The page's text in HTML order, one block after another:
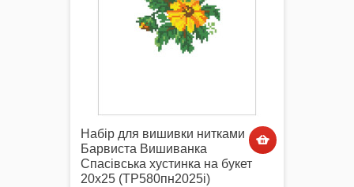
Набір для вишивки нитками
Барвиста Вишиванка
Спасівська хустинка на букет
20х25 (ТР580пн2025i)